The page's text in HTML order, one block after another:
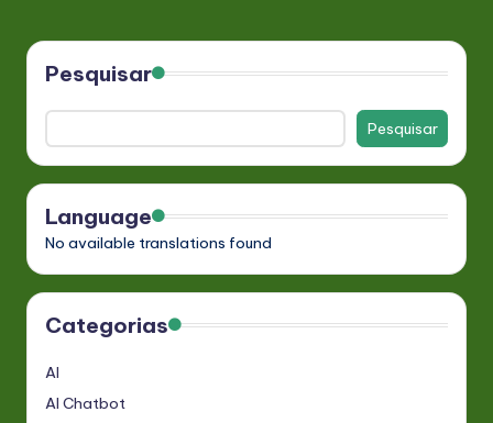
Pesquisar
Pesquisar
Language
No available translations found
Categorias
AI
AI Chatbot